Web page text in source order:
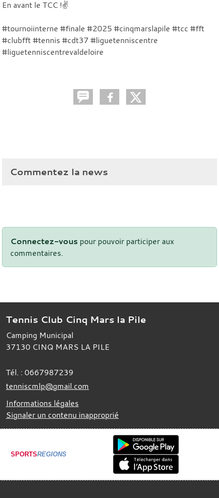
En avant le TCC !✌️
#tournoiinterne #finale #2025 #cinqmarslapile #tcc #fft
#clubfft #tennis #cdt37 #liguetenniscentre
#liguetenniscentrevaldeloire
Commentez la news
Connectez-vous pour pouvoir participer aux
commentaires.
Tennis Club Cinq Mars la Pile
Camping Municipal
37130 CINQ MARS LA PILE
Tél. : 0667987239
tenniscmlp@gmail.com
Informations légales
Signaler un contenu inapproprié
SPORTSREGIONS